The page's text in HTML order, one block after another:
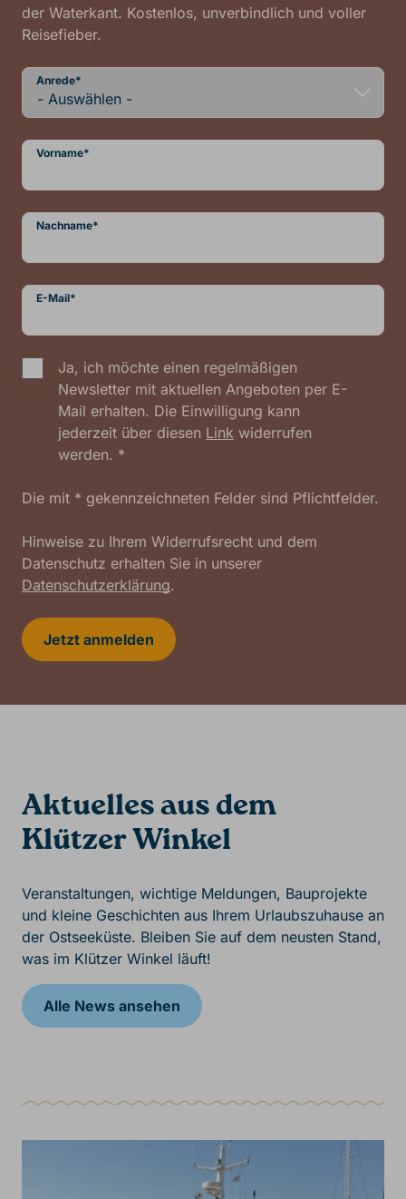
der Waterkant. Kostenlos, unverbindlich und voller
Reisefieber.
Anrede*
Vorname*
Nachname*
E-Mail*
Ja, ich möchte einen regelmäßigen
Newsletter mit aktuellen Angeboten per E-
Mail erhalten. Die Einwilligung kann
jederzeit über diesen Link widerrufen
werden. *
Die mit * gekennzeichneten Felder sind Pflichtfelder.
Hinweise zu Ihrem Widerrufsrecht und dem
Datenschutz erhalten Sie in unserer
Datenschutzerklärung.
Jetzt anmelden
Aktuelles aus dem
Klützer Winkel
Veranstaltungen, wichtige Meldungen, Bauprojekte
und kleine Geschichten aus Ihrem Urlaubszuhause an
der Ostseeküste. Bleiben Sie auf dem neusten Stand,
was im Klützer Winkel läuft!
Alle News ansehen